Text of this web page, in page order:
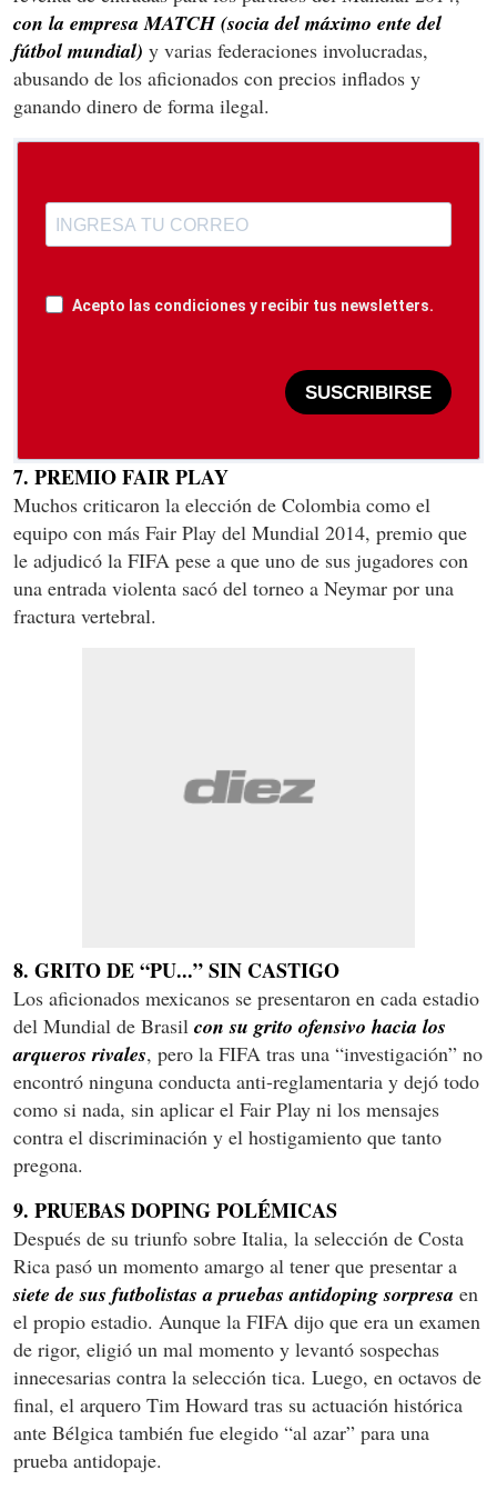
con la empresa MATCH (socia del máximo ente del
fútbol mundial) y varias federaciones involucradas,
abusando de los aficionados con precios inflados y
ganando dinero de forma ilegal.
Acepto las condiciones y recibir tus newsletters.
SUSCRIBIRSE
7. PREMIO FAIR PLAY
Muchos criticaron la elección de Colombia como el
equipo con más Fair Play del Mundial 2014, premio que
le adjudicó la FIFA pese a que uno de sus jugadores con
una entrada violenta sacó del torneo a Neymar por una
fractura vertebral.
8. GRITO DE “PU...” SIN CASTIGO
Los aficionados mexicanos se presentaron en cada estadio
del Mundial de Brasil con su grito ofensivo hacia los
arqueros rivales, pero la FIFA tras una “investigación” no
encontró ninguna conducta anti-reglamentaria y dejó todo
como si nada, sin aplicar el Fair Play ni los mensajes
contra el discriminación y el hostigamiento que tanto
pregona.
9. PRUEBAS DOPING POLÉMICAS
Después de su triunfo sobre Italia, la selección de Costa
Rica pasó un momento amargo al tener que presentar a
siete de sus futbolistas a pruebas antidoping sorpresa en
el propio estadio. Aunque la FIFA dijo que era un examen
de rigor, eligió un mal momento y levantó sospechas
innecesarias contra la selección tica. Luego, en octavos de
final, el arquero Tim Howard tras su actuación histórica
ante Bélgica también fue elegido “al azar” para una
prueba antidopaje.